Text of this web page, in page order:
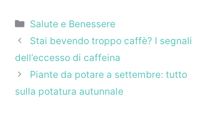
Categorie
Salute e Benessere
Stai bevendo troppo caffè? I segnali
dell’eccesso di caffeina
Piante da potare a settembre: tutto
sulla potatura autunnale